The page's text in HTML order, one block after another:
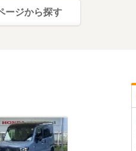
ージから探す